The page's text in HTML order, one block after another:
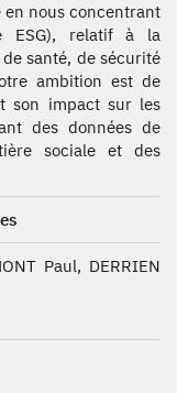
en nous concentrant
ESG), relatif à la
santé, de sécurité
ambition est de
son impact sur les
des données de
sociale et des
Paul, DERRIEN